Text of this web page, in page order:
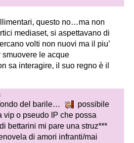
questo no…ma non
mediaset, si aspettavano di
volti non nuovi ma il piu’
le acque
sa interagire, il suo regno è il
del barile…
possibile
vip o pseudo IP che possa
bettarini mi pare una struz***
di amori infranti/mai